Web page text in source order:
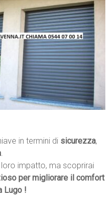
in termini di sicurezza,
.
impatto, ma scoprirai
per migliorare il comfort
Lugo !